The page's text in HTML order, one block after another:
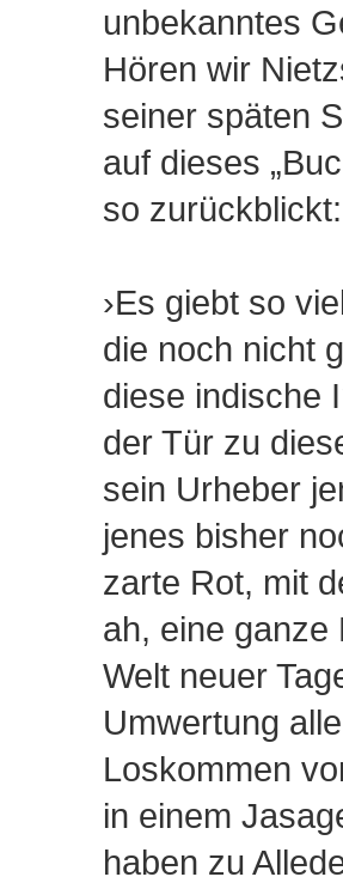
unbekanntes
Hören wir
seiner späten
auf dieses
so zurückblickt:
›Es giebt so
die noch nicht
diese indische
der Tür zu
sein Urheber
jenes bisher
zarte Rot, mit
ah, eine ganze
Welt neuer
Umwertung
Loskommen
in einem
haben zu